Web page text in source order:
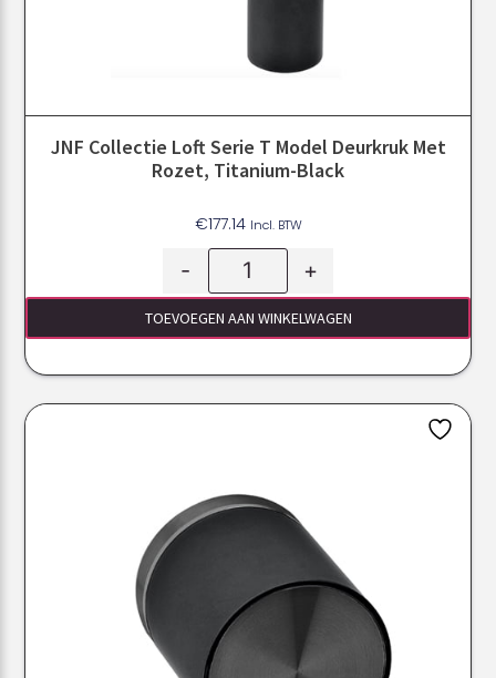
JNF Collectie Loft Serie T Model Deurkruk Met
Rozet, Titanium-Black
€177.14 Incl. BTW
- +
TOEVOEGEN AAN WINKELWAGEN